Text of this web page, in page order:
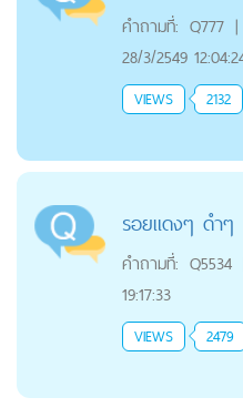
คำถามที่: Q777 |
28/3/2549
VIEWS 2132
รอยแดงๆ ดำ
คำถามที่: Q5534
19:17:33
VIEWS 2479